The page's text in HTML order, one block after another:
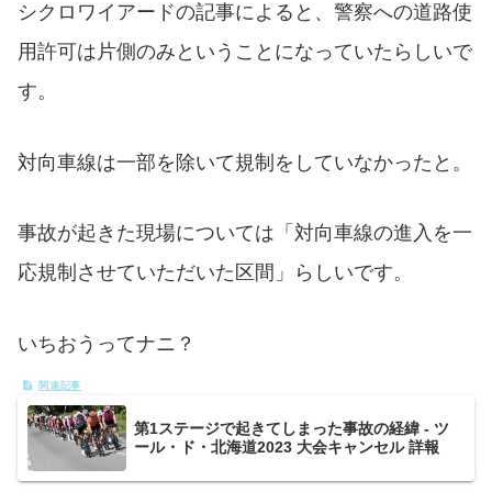
シクロワイアードの記事によると、警察への道路使
用許可は片側のみということになっていたらしいで
す。
対向車線は一部を除いて規制をしていなかったと。
事故が起きた現場については「対向車線の進入を一
応規制させていただいた区間」らしいです。
いちおうってナニ？
第1ステージで起きてしまった事故の経緯 - ツ
ール・ド・北海道2023 大会キャンセル 詳報